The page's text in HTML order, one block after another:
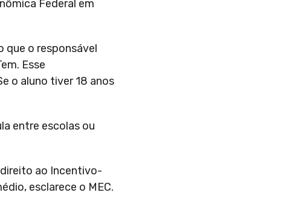
Federal em
que o responsável
Esse
o aluno tiver 18 anos
entre escolas ou
ao Incentivo-
esclarece o MEC.